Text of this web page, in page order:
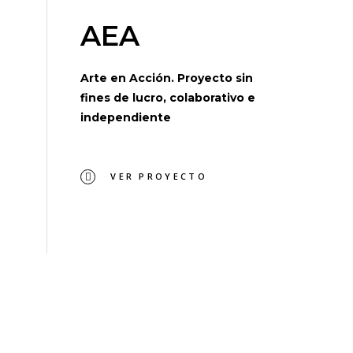
AEA
Arte en Acción. Proyecto sin
fines de lucro, colaborativo e
independiente
VER PROYECTO